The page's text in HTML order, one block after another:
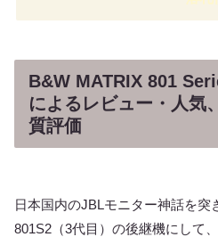
B&W MATRIX 801
によるレビュー・人気
質評価
日本国内のJBLモニター神話を突
801S2（3代目）の後継機にして